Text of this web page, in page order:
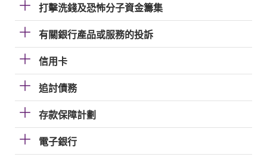
打擊洗錢及恐怖分子資金籌集
有關銀行產品或服務的投訴
信用卡
追討債務
存款保障計劃
電子銀行